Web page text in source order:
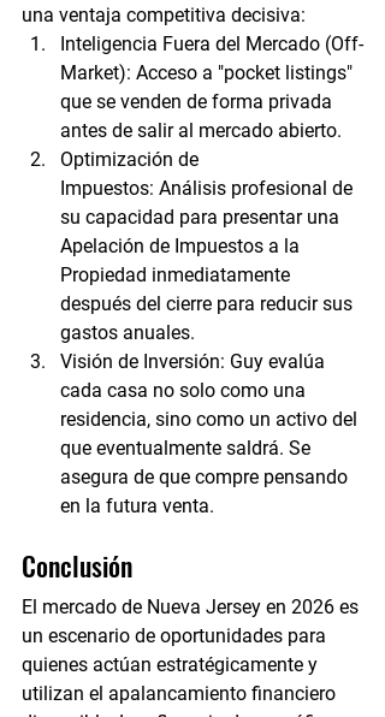
una ventaja competitiva decisiva:
Inteligencia Fuera del Mercado (Off-
Market): Acceso a "pocket listings"
que se venden de forma privada
antes de salir al mercado abierto.
Optimización de
Impuestos: Análisis profesional de
su capacidad para presentar una
Apelación de Impuestos a la
Propiedad inmediatamente
después del cierre para reducir sus
gastos anuales.
Visión de Inversión: Guy evalúa
cada casa no solo como una
residencia, sino como un activo del
que eventualmente saldrá. Se
asegura de que compre pensando
en la futura venta.
Conclusión
El mercado de Nueva Jersey en 2026 es
un escenario de oportunidades para
quienes actúan estratégicamente y
utilizan el apalancamiento financiero